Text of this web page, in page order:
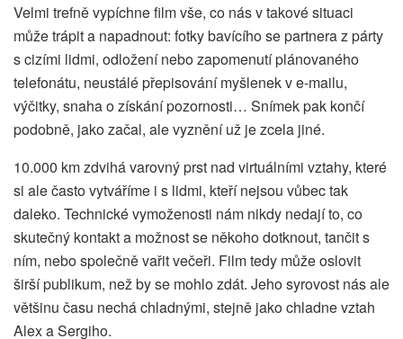
Velmi trefně vypíchne film vše, co nás v takové situaci
může trápit a napadnout: fotky bavícího se partnera z párty
s cizími lidmi, odložení nebo zapomenutí plánovaného
telefonátu, neustálé přepisování myšlenek v e-mailu,
výčitky, snaha o získání pozornosti… Snímek pak končí
podobně, jako začal, ale vyznění už je zcela jiné.
10.000 km zdvihá varovný prst nad virtuálními vztahy, které
si ale často vytváříme i s lidmi, kteří nejsou vůbec tak
daleko. Technické vymoženosti nám nikdy nedají to, co
skutečný kontakt a možnost se někoho dotknout, tančit s
ním, nebo společně vařit večeři. Film tedy může oslovit
širší publikum, než by se mohlo zdát. Jeho syrovost nás ale
většinu času nechá chladnými, stejně jako chladne vztah
Alex a Sergiho.